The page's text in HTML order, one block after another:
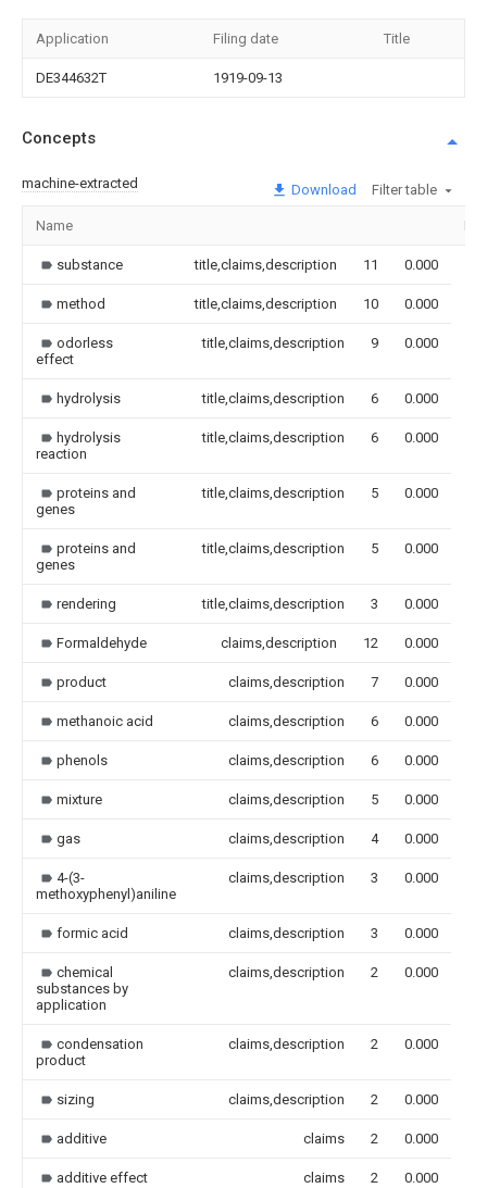
Application Filing date Title
DE344632T 1919-09-13
Concepts
machine-extracted Download Filter table
Name
substance title,claims,description 11 0.000
method title,claims,description 10 0.000
odorless
effect
title,claims,description 9 0.000
hydrolysis title,claims,description 6 0.000
hydrolysis
reaction
title,claims,description 6 0.000
proteins and
genes
title,claims,description 5 0.000
proteins and
genes
title,claims,description 5 0.000
rendering title,claims,description 3 0.000
Formaldehyde claims,description 12 0.000
product claims,description 7 0.000
methanoic acid claims,description 6 0.000
phenols claims,description 6 0.000
mixture claims,description 5 0.000
gas claims,description 4 0.000
4-(3-
methoxyphenyl)aniline
claims,description 3 0.000
formic acid claims,description 3 0.000
chemical
substances by
application
claims,description 2 0.000
condensation
product
claims,description 2 0.000
sizing claims,description 2 0.000
additive claims 2 0.000
additive effect claims 2 0.000